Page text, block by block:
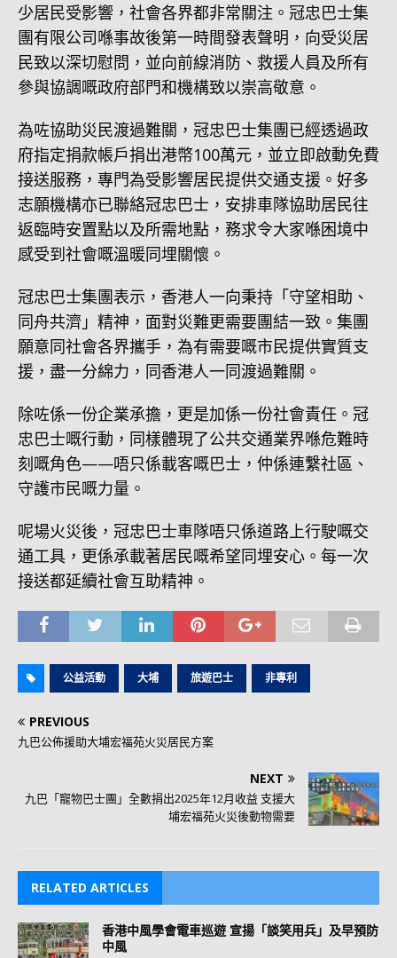
少居民受影響，社會各界都非常關注。冠忠巴士集
團有限公司喺事故後第一時間發表聲明，向受災居
民致以深切慰問，並向前線消防、救援人員及所有
參與協調嘅政府部門和機構致以崇高敬意。
為咗協助災民渡過難關，冠忠巴士集團已經透過政
府指定捐款帳戶捐出港幣100萬元，並立即啟動免費
接送服務，專門為受影響居民提供交通支援。好多
志願機構亦已聯絡冠忠巴士，安排車隊協助居民往
返臨時安置點以及所需地點，務求令大家喺困境中
感受到社會嘅溫暖同埋關懷。
冠忠巴士集團表示，香港人一向秉持「守望相助、
同舟共濟」精神，面對災難更需要團結一致。集團
願意同社會各界攜手，為有需要嘅市民提供實質支
援，盡一分綿力，同香港人一同渡過難關。
除咗係一份企業承擔，更是加係一份社會責任。冠
忠巴士嘅行動，同樣體現了公共交通業界喺危難時
刻嘅角色——唔只係載客嘅巴士，仲係連繫社區、
守護市民嘅力量。
呢場火災後，冠忠巴士車隊唔只係道路上行駛嘅交
通工具，更係承載著居民嘅希望同埋安心。每一次
接送都延續社會互助精神。
公益活動 大埔 旅遊巴士 非專利
PREVIOUS
九巴公佈援助大埔宏福苑火災居民方案
NEXT
九巴「寵物巴士團」全數捐出2025年12月收益 支援大
埔宏福苑火災後動物需要
RELATED ARTICLES
香港中風學會電車巡遊 宣揚「談笑用兵」及早預防
中風